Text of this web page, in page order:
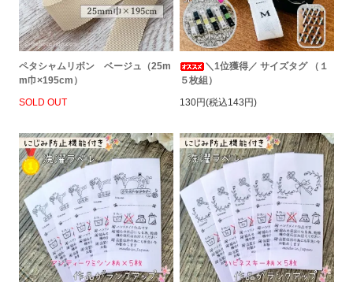
ペタシャムリボン ベージュ（25m
m巾×195cm）
SOLD OUT
＼1位獲得／ サイズタグ （１
５枚組）
130円(税込143円)